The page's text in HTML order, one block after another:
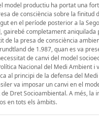
model productiu ha portat una
de consciència sobre la
en el període posterior a la
completament aniquilada
de la presa de consciència
de 1.987, quan es va
de canvi del model
Nacional del Medi Ambient
al principi de la defensa del
va imposar un canvi en el
Dret Socioambiental. A més,
en tots els àmbits.